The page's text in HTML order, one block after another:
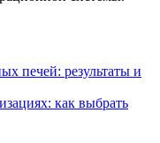
печей: результаты и
как выбрать